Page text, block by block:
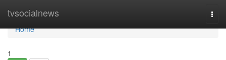
tvsocialnews
Home
Home
1